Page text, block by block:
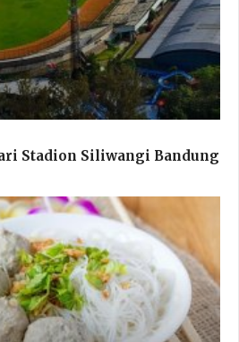
Stadion Siliwangi Bandung